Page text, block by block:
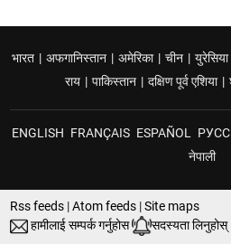
भारत | अफगानिस्तान | अमेरिका | चीन | युरेसिया
राय | पाकिस्तान | दक्षिण पूर्व एशिया |
ENGLISH FRANÇAIS ESPAÑOL
नेपाली
Rss feeds|Atom feeds|Site maps
हामीलाई सम्पर्क गर्नुहोस
सदस्यता लिनुहोस्